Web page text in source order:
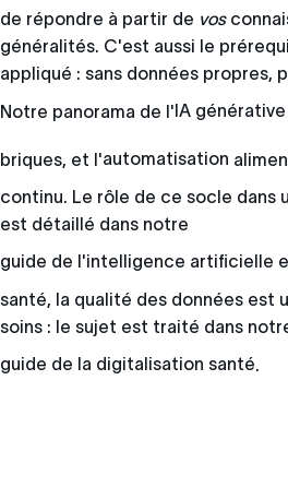
de répondre à partir de vos
généralités. C'est aussi le
appliqué : sans données propres,
Notre panorama de l' IA
briques, et l'automatisation
continu. Le rôle de ce socle dans
est détaillé dans notre
guide de l'intelligence artificielle
santé, la qualité des données est
soins : le sujet est traité dans
guide de la digitalisation santé.